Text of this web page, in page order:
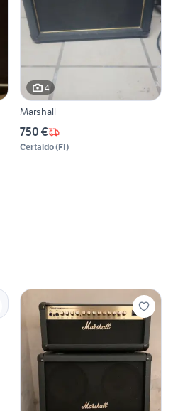
4
Marshall
750 €
Certaldo(FI)